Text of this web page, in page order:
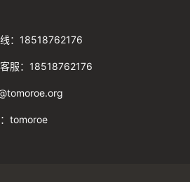
：18518762176
服：18518762176
tomoroe